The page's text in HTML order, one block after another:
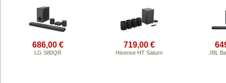
686,00 €
LG S80QR
719,00 €
Hisense HT Saturn JBL